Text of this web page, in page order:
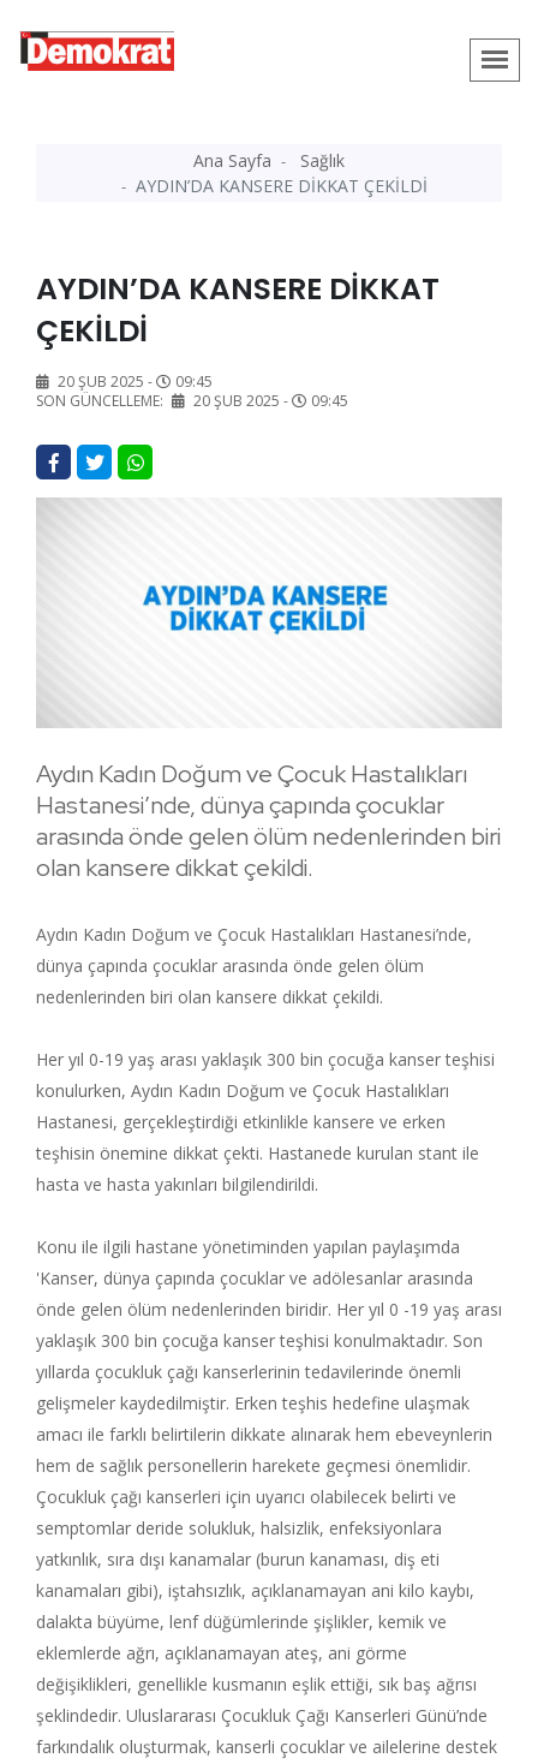
Ana Sayfa
Sağlık
AYDIN’DA KANSERE DİKKAT ÇEKİLDİ
AYDIN’DA KANSERE DİKKAT
ÇEKİLDİ
20 ŞUB 2025 -
09:45
SON GÜNCELLEME:
20 ŞUB 2025 - 09:45
Aydın Kadın Doğum ve Çocuk Hastalıkları
Hastanesi’nde, dünya çapında çocuklar
arasında önde gelen ölüm nedenlerinden biri
olan kansere dikkat çekildi.
Aydın Kadın Doğum ve Çocuk Hastalıkları Hastanesi’nde,
dünya çapında çocuklar arasında önde gelen ölüm
nedenlerinden biri olan kansere dikkat çekildi.
Her yıl 0-19 yaş arası yaklaşık 300 bin çocuğa kanser teşhisi
konulurken, Aydın Kadın Doğum ve Çocuk Hastalıkları
Hastanesi, gerçekleştirdiği etkinlikle kansere ve erken
teşhisin önemine dikkat çekti. Hastanede kurulan stant ile
hasta ve hasta yakınları bilgilendirildi.
Konu ile ilgili hastane yönetiminden yapılan paylaşımda
'Kanser, dünya çapında çocuklar ve adölesanlar arasında
önde gelen ölüm nedenlerinden biridir. Her yıl 0 -19 yaş arası
yaklaşık 300 bin çocuğa kanser teşhisi konulmaktadır. Son
yıllarda çocukluk çağı kanserlerinin tedavilerinde önemli
gelişmeler kaydedilmiştir. Erken teşhis hedefine ulaşmak
amacı ile farklı belirtilerin dikkate alınarak hem ebeveynlerin
hem de sağlık personellerin harekete geçmesi önemlidir.
Çocukluk çağı kanserleri için uyarıcı olabilecek belirti ve
semptomlar deride solukluk, halsizlik, enfeksiyonlara
yatkınlık, sıra dışı kanamalar (burun kanaması, diş eti
kanamaları gibi), iştahsızlık, açıklanamayan ani kilo kaybı,
dalakta büyüme, lenf düğümlerinde şişlikler, kemik ve
eklemlerde ağrı, açıklanamayan ateş, ani görme
değişiklikleri, genellikle kusmanın eşlik ettiği, sık baş ağrısı
şeklindedir. Uluslararası Çocukluk Çağı Kanserleri Günü’nde
farkındalık oluşturmak, kanserli çocuklar ve ailelerine destek